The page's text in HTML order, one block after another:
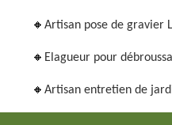
Artisan pose de gravier
Elagueur pour
Artisan entretien de